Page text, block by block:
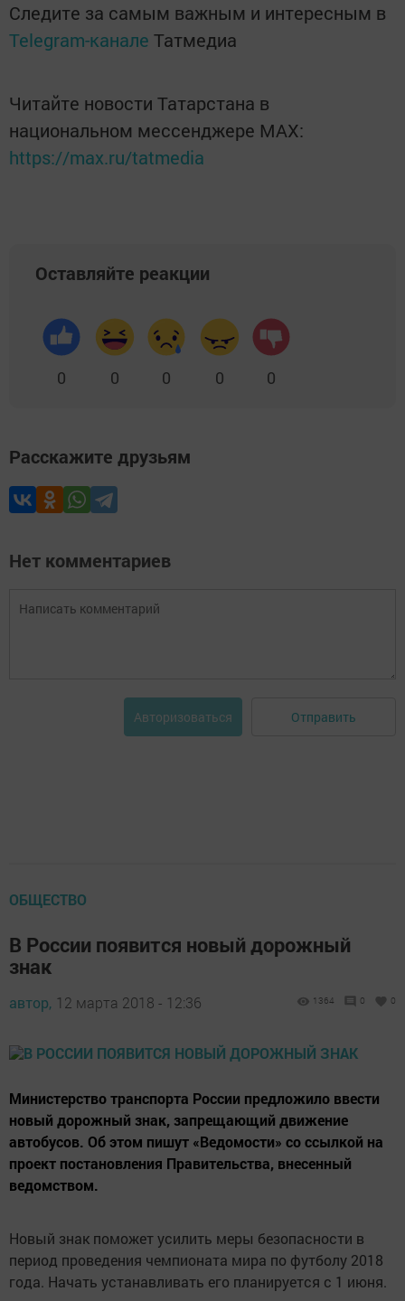
Следите за самым важным и интересным в
Telegram-канале Татмедиа
Читайте новости Татарстана в
национальном мессенджере MАХ:
https://max.ru/tatmedia
Оставляйте реакции
0 0 0 0 0
Расскажите друзьям
Нет комментариев
Авторизоваться Отправить
ОБЩЕСТВО
В России появится новый дорожный
знак
автор, 12 марта 2018 - 12:36 1364 0 0
Министерство транспорта России предложило ввести
новый дорожный знак, запрещающий движение
автобусов. Об этом пишут «Ведомости» со ссылкой на
проект постановления Правительства, внесенный
ведомством.
Новый знак поможет усилить меры безопасности в
период проведения чемпионата мира по футболу 2018
года. Начать устанавливать его планируется с 1 июня.